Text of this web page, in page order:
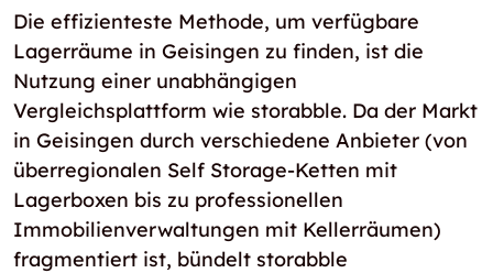
Die effizienteste Methode, um verfügbare
Lagerräume in Geisingen zu finden, ist die
Nutzung einer unabhängigen
Vergleichsplattform wie storabble. Da der Markt
in Geisingen durch verschiedene Anbieter (von
überregionalen Self Storage-Ketten mit
Lagerboxen bis zu professionellen
Immobilienverwaltungen mit Kellerräumen)
fragmentiert ist, bündelt storabble